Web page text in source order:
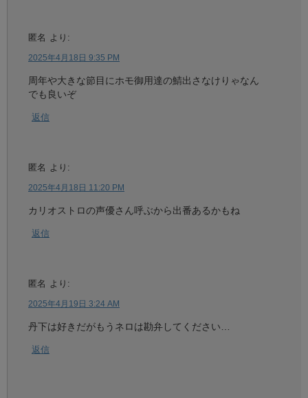
匿名 より:
2025年4月18日 9:35 PM
周年や大きな節目にホモ御用達の鯖出さなけりゃなん
でも良いぞ
返信
匿名 より:
2025年4月18日 11:20 PM
カリオストロの声優さん呼ぶから出番あるかもね
返信
匿名 より:
2025年4月19日 3:24 AM
丹下は好きだがもうネロは勘弁してください…
返信